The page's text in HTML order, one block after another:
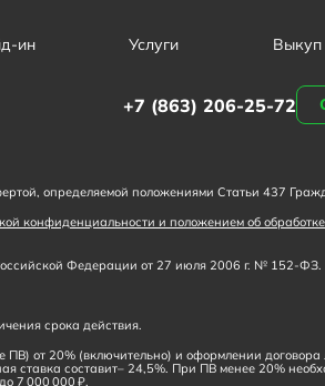
ин Услуги Выкуп
+7 (863) 206-25-72
определяемой положениями Статьи 437
конфиденциальности и положением об
Федерации от 27 июля 2006 г. № 152-ФЗ.
срока действия.
от 20% (включительно) и оформлении договора
ставка составит– 24,5%. При ПВ менее 20%
7 000 000 ₽.